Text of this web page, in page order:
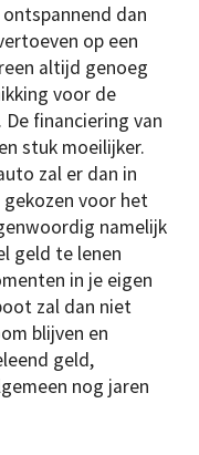
dan
op een
altijd genoeg
voor de
financiering van
stuk moeilijker.
zal er dan in
voor het
namelijk
geld te lenen
in je eigen
zal dan niet
blijven en
geld,
nog jaren